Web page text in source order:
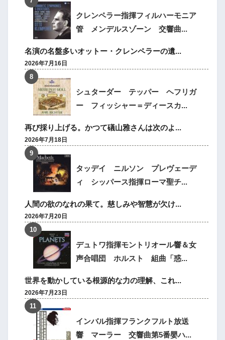
クレンペラー指揮フィルハーモニア
管 メンデルスゾーン 交響曲...
名演の名盤多いオットー・クレンペラーの遺...
2026年7月16日
シュターダー テッパー ヘフリガ
ー フィッシャー＝ディースカ...
再び採り上げる。かつて礒山雅さんは次のよ...
2026年7月18日
タッデイ ニルソン プレヴェーデ
ィ シッパース指揮ローマ聖チ...
人間の欲のなれの果て。慈しみや智慧が欠け...
2026年7月20日
デュトワ指揮モントリオール響＆女
声合唱団 ホルスト 組曲「惑...
世界を動かしている根源的な力の理解、これ...
2026年7月23日
インバル指揮フランクフルト放送
響 マーラー 交響曲第5番嬰ハ...